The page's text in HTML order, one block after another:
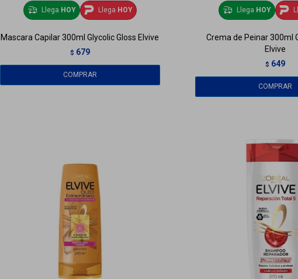
Llega HOY Llega HOY
Mascara Capilar 300ml Glycolic Gloss Elvive
$ 679
Llega HOY
Crema de Peinar 300ml
Elvive
$ 649